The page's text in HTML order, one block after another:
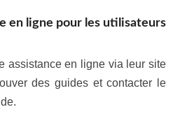
en ligne pour les utilisateurs
assistance en ligne via leur site
des guides et contacter le